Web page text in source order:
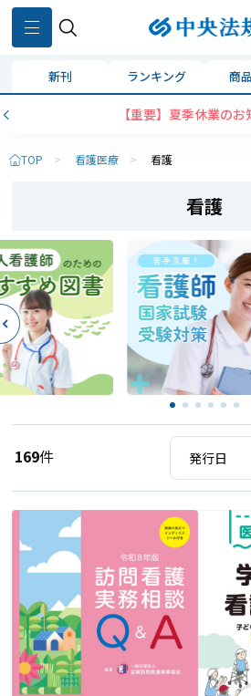
新刊 ランキング 商
コンビニ決済に「セブンイレブン」
TOP > 看護医療 > 看護
看護
169件